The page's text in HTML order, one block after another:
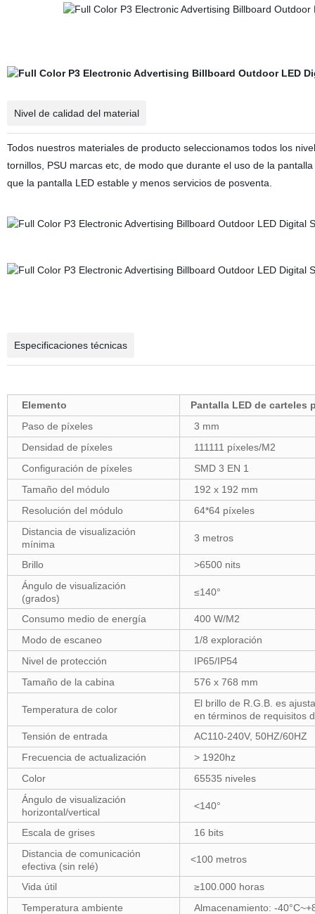
Nivel de calidad del material
Todos nuestros materiales de producto seleccionamos todos los
tornillos, PSU marcas etc, de modo que durante el uso de la
que la pantalla LED estable y menos servicios de posventa.
Especificaciones técnicas
Elemento
Pantalla LED de carteles
Paso de píxeles
3 mm
Densidad de píxeles
111111 píxeles/M2
Configuración de píxeles
SMD 3 EN 1
Tamaño del módulo
192 x 192 mm
Resolución del módulo
64*64 píxeles
Distancia de visualización
mínima
3 metros
Brillo
>6500 nits
Ángulo de visualización
(grados)
≤140°
Consumo medio de energía
400 W/M2
Modo de escaneo
1/8 exploración
Nivel de protección
IP65/IP54
Tamaño de la cabina
576 x 768 mm
Temperatura de color
El brillo de R.G.B. es
en términos de requisitos
Tensión de entrada
AC110-240V, 50HZ/60HZ
Frecuencia de actualización
> 1920hz
Color
65535 niveles
Ángulo de visualización
horizontal/vertical
<140°
Escala de grises
16 bits
Distancia de comunicación
efectiva (sin relé)
<100 metros
Vida útil
≥100.000 horas
Temperatura ambiente
Almacenamiento: -